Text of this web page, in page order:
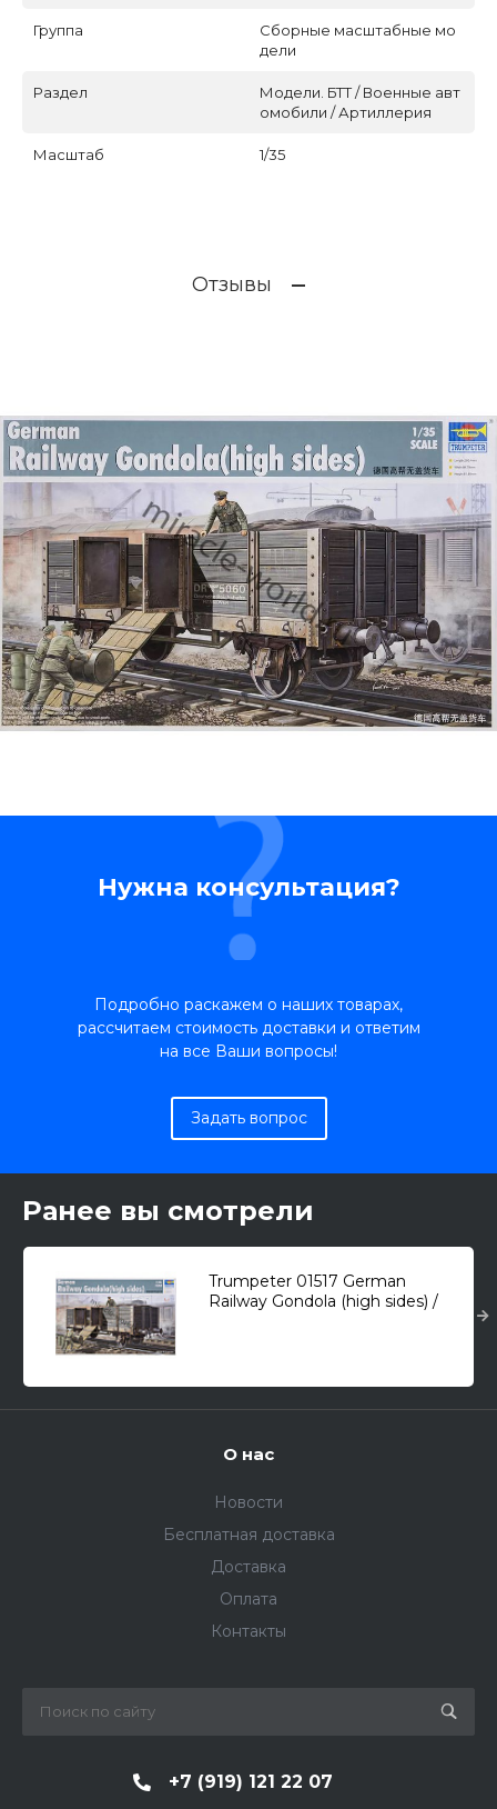
Группа
Сборные масштабные мо
дели
Раздел
Модели. БТТ / Военные авт
омобили / Артиллерия
Масштаб 1/35
Отзывы
Нужна консультация?
Подробно раскажем о наших товарах,
рассчитаем стоимость доставки и ответим
на все Ваши вопросы!
Задать вопрос
Ранее вы смотрели
Trumpeter 01517 German
Railway Gondola (high sides) /
О нас
Новости
Бесплатная доставка
Доставка
Оплата
Контакты
+7 (919) 121 22 07